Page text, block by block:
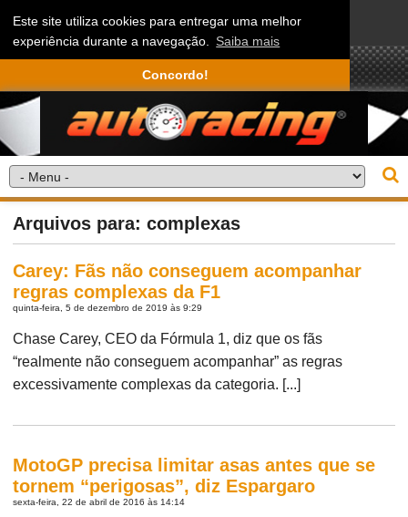
Este site utiliza cookies para entregar uma melhor
experiência durante a navegação. Saiba mais
Concordo!
Arquivos para: complexas
Carey: Fãs não conseguem acompanhar
regras complexas da F1
quinta-feira, 5 de dezembro de 2019 às 9:29
Chase Carey, CEO da Fórmula 1, diz que os fãs
“realmente não conseguem acompanhar” as regras
excessivamente complexas da categoria. [...]
MotoGP precisa limitar asas antes que se
tornem “perigosas”, diz Espargaro
sexta-feira, 22 de abril de 2016 às 14:14